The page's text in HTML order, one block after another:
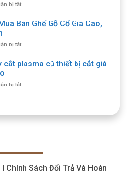
Cổ
Cao
Cam
Chất
bị tắtở
Mua
Cổ
Cao,
Tận
Bàn Ghế Gỗ Cổ Giá Cao,
bị tắtở
Vụ
Bàn
Lớn
cắt plasma cũ thiết bị cắt giá
bị tắtở
cắt
giá
Chính Sách Đổi Trả Và Hoàn